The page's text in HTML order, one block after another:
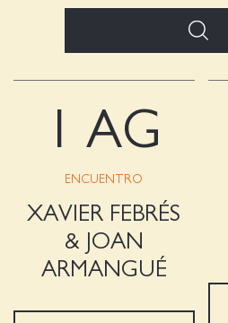
1 AG
ENCUENTRO
XAVIER FEBRÉS
& JOAN
ARMANGUÉ